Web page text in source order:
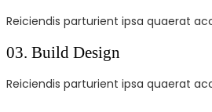
Reiciendis parturient ipsa quaerat
03. Build Design
Reiciendis parturient ipsa quaerat